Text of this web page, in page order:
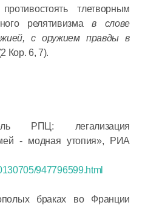
тлетворным
релятивизмав слове
с оружием правды в
Кор. 6, 7).
РПЦ: легализация
- модная утопия», РИА
947796599.html
браках во Франции